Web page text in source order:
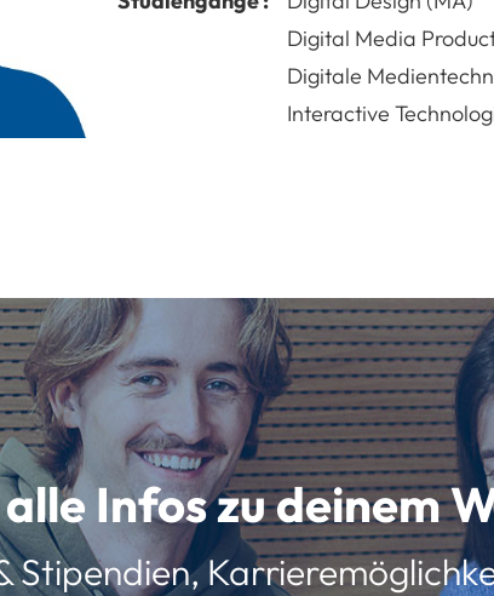
Digital Media
Digitale
Interactive
Infos zu deinem
Stipendien,